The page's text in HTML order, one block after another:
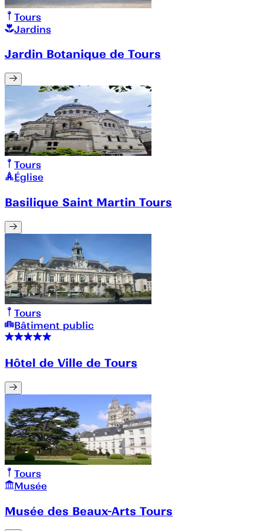
Tours
Jardins
Jardin Botanique de Tours
Tours
Église
Basilique Saint Martin Tours
Tours
Bâtiment public
Hôtel de Ville de Tours
Tours
Musée
Musée des Beaux-Arts Tours